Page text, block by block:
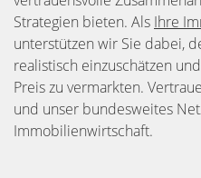
Strategien bieten. Als Ihre
unterstützen wir Sie dabei,
realistisch einzuschätzen
Preis zu vermarkten.
und unser bundesweites
Immobilienwirtschaft.